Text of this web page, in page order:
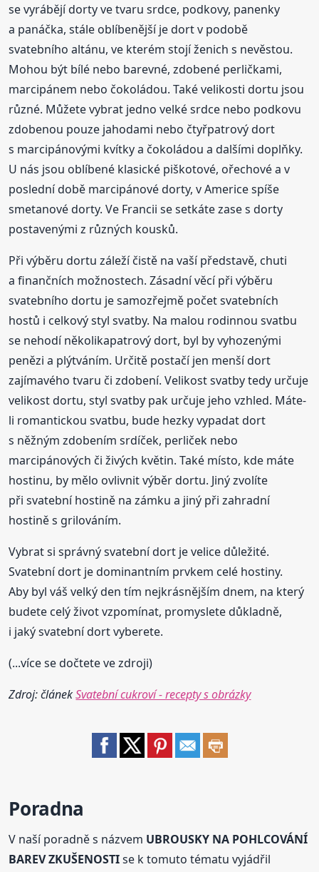
se vyrábějí dorty ve tvaru srdce, podkovy, panenky
a panáčka, stále oblíbenější je dort v podobě
svatebního altánu, ve kterém stojí ženich s nevěstou.
Mohou být bílé nebo barevné, zdobené perličkami,
marcipánem nebo čokoládou. Také velikosti dortu jsou
různé. Můžete vybrat jedno velké srdce nebo podkovu
zdobenou pouze jahodami nebo čtyřpatrový dort
s marcipánovými kvítky a čokoládou a dalšími doplňky.
U nás jsou oblíbené klasické piškotové, ořechové a v
poslední době marcipánové dorty, v Americe spíše
smetanové dorty. Ve Francii se setkáte zase s dorty
postavenými z různých kousků.
Při výběru dortu záleží čistě na vaší představě, chuti
a finančních možnostech. Zásadní věcí při výběru
svatebního dortu je samozřejmě počet svatebních
hostů i celkový styl svatby. Na malou rodinnou svatbu
se nehodí několikapatrový dort, byl by vyhozenými
penězi a plýtváním. Určitě postačí jen menší dort
zajímavého tvaru či zdobení. Velikost svatby tedy určuje
velikost dortu, styl svatby pak určuje jeho vzhled. Máte-
li romantickou svatbu, bude hezky vypadat dort
s něžným zdobením srdíček, perliček nebo
marcipánových či živých květin. Také místo, kde máte
hostinu, by mělo ovlivnit výběr dortu. Jiný zvolíte
při svatební hostině na zámku a jiný při zahradní
hostině s grilováním.
Vybrat si správný svatební dort je velice důležité.
Svatební dort je dominantním prvkem celé hostiny.
Aby byl váš velký den tím nejkrásnějším dnem, na který
budete celý život vzpomínat, promyslete důkladně,
i jaký svatební dort vyberete.
(...více se dočtete ve zdroji)
Zdroj: článekSvatební cukroví - recepty s obrázky
Poradna
V naší poradně s názvem UBROUSKY NA POHLCOVÁNÍ
BAREV ZKUŠENOSTIse k tomuto tématu vyjádřil